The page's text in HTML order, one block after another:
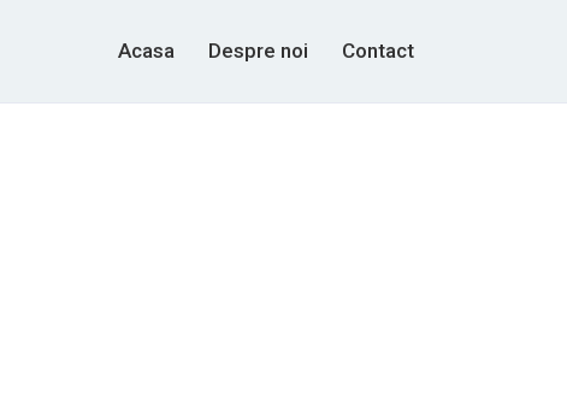
Acasa Despre noi Contact